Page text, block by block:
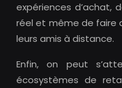
expériences d’achat,
réel et même de faire
leurs amis à distance.
Enfin, on peut
écosystèmes de